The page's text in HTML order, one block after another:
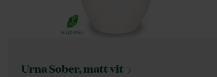
Urna Sober, mattvit